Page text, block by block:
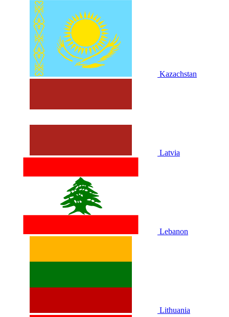
Kazachstan
Latvia
Lebanon
Lithuania